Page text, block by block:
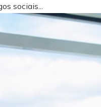
sociais...